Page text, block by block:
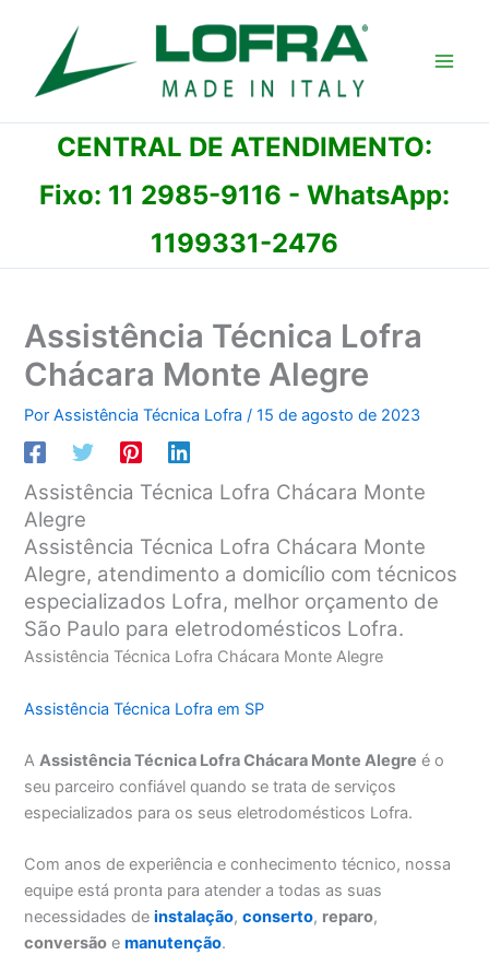
conteúdo
CENTRAL DE ATENDIMENTO:
Fixo: 11 2985-9116 - WhatsApp:
1199331-2476
Assistência Técnica Lofra
Chácara Monte Alegre
PorAssistência Técnica Lofra/15 de agosto de 2023
Assistência Técnica Lofra Chácara Monte
Alegre
Assistência Técnica Lofra Chácara Monte
Alegre, atendimento a domicílio com técnicos
especializados Lofra, melhor orçamento de
São Paulo para eletrodomésticos Lofra.
Assistência Técnica Lofra Chácara Monte Alegre
Assistência Técnica Lofra em SP
AAssistência Técnica Lofra Chácara Monte Alegre é o
seu parceiro confiável quando se trata de serviços
especializados para os seus eletrodomésticos Lofra.
Com anos de experiência e conhecimento técnico, nossa
equipe está pronta para atender a todas as suas
necessidades deinstalação,conserto, reparo,
conversão emanutenção.